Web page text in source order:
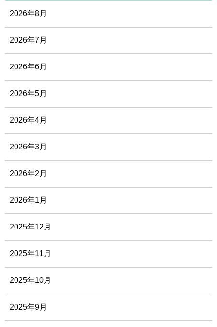
2026年8月
2026年7月
2026年6月
2026年5月
2026年4月
2026年3月
2026年2月
2026年1月
2025年12月
2025年11月
2025年10月
2025年9月